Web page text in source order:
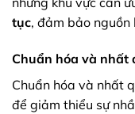
tục, đảm bảo nguồn
Chuẩn hóa và nhất
Chuẩn hóa và nhất
để giảm thiểu sự